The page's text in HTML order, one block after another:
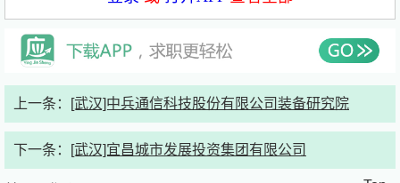
公司是国家认可的高新技术企业、***专精特新“小巨人”企
业，连续多年被评为“光谷瞪羚”企业，也是武汉上市后备的
多项专利证书，专利申请达100项，已获授权60+项，分布
年以上的光通信领域丰富经验，凭借卓越的技术实力与产业
上一条： [武汉]中兵通信科技股份有限公司装备研究院
下一条： [武汉]宜昌城市发展投资集团有限公司